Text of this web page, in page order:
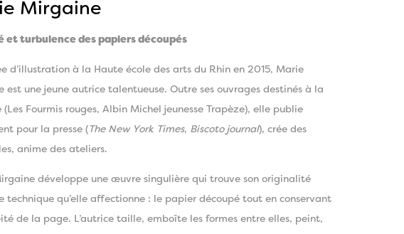
Mirgaine
et turbulence des papiers découpés
d’illustration à la Haute école des arts du Rhin en 2015, Marie
est une jeune autrice talentueuse. Outre ses ouvrages destinés à la
(Les Fourmis rouges, Albin Michel jeunesse Trapèze), elle publie
pour la presse ( The New York Times, Biscoto journal), crée des
anime des ateliers.
développe une œuvre singulière qui trouve son originalité
technique qu’elle affectionne : le papier découpé tout en conservant
de la page. L’autrice taille, emboîte les formes entre elles, peint,